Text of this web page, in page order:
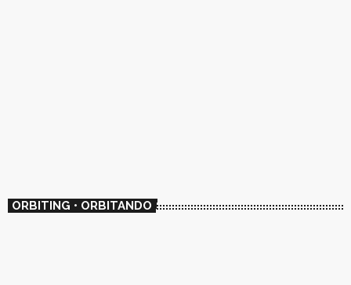
ORBITING • ORBITANDO